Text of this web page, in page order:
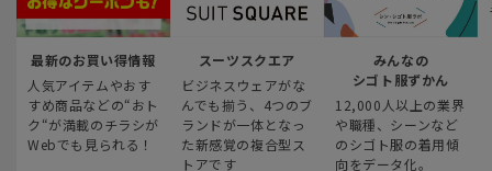
最新のお買い得情報
人気アイテムやおす
すめ商品などの“おト
ク“が満載のチラシが
Webでも見られる！
スーツスクエア
ビジネスウェアがな
んでも揃う、4つのブ
ランドが一体となっ
た新感覚の複合型ス
トアです
みんなの
シゴト服ずかん
12,000人以上の業界
や職種、シーンなど
のシゴト服の着用傾
向をデータ化。